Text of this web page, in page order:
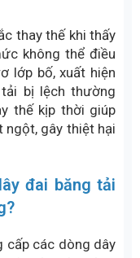
sản phẩm đa
chọn giải pháp
ngành thực phẩm,
công nghiệp
chuẩn, Belota
quy cách và
hệ thống băng
cùng doanh